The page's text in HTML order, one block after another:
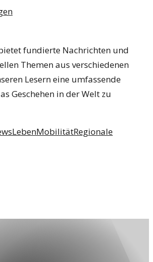
fundierte Nachrichten und
Themen aus verschiedenen
Lesern eine umfassende
Geschehen in der Welt zu
LebenMobilitätRegionale